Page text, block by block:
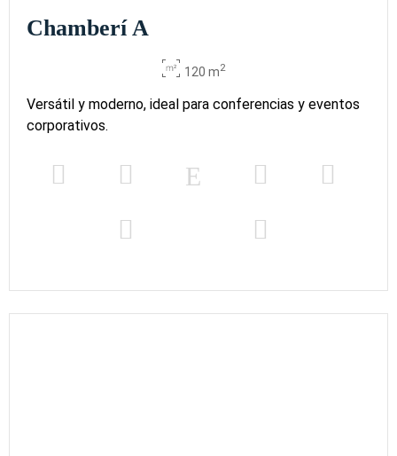
Chamberí A
120 m2
Versátil y moderno, ideal para conferencias y eventos
corporativos.